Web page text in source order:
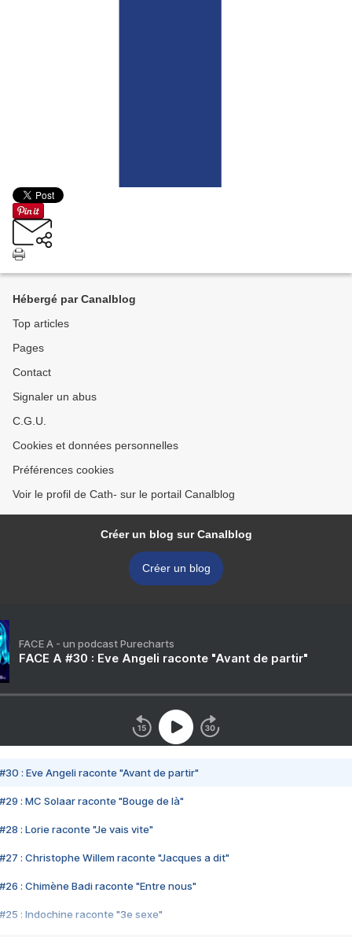
Hébergé par Canalblog
Top articles
Pages
Contact
Signaler un abus
C.G.U.
Cookies et données personnelles
Préférences cookies
Voir le profil de Cath- sur le portail Canalblog
Créer un blog sur Canalblog
Créer un blog
FACE A - un podcast Purecharts
FACE A #30 : Eve Angeli raconte "Avant de partir"
#30 : Eve Angeli raconte "Avant de partir"
#29 : MC Solaar raconte "Bouge de là"
#28 : Lorie raconte "Je vais vite"
#27 : Christophe Willem raconte "Jacques a dit"
#26 : Chimène Badi raconte "Entre nous"
#25 : Indochine raconte "3e sexe"